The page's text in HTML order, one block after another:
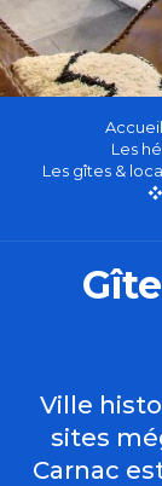
Accueil
Les
Les gîtes &
Ville
sites
Carnac